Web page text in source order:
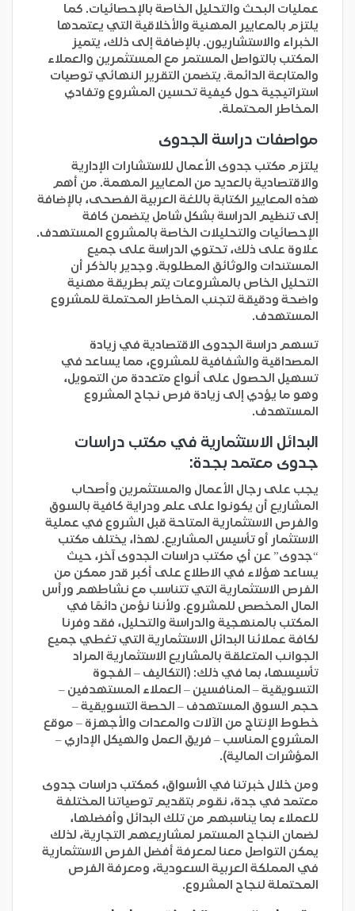
عمليات البحث والتحليل الخاصة بالإحصائيات. كما
يلتزم بالمعايير المهنية والأخلاقية التي يعتمدها
الخبراء والاستشاريون. بالإضافة إلى ذلك، يتميز
المكتب بالتواصل المستمر مع المستثمرين والعملاء
والمتابعة الدائمة. يتضمن التقرير النهائي توصيات
استراتيجية حول كيفية تحسين المشروع وتفادي
المخاطر المحتملة.
مواصفات دراسة الجدوى
يلتزم مكتب جدوى الأعمال للاستشارات الإدارية
والاقتصادية بالعديد من المعايير المهمة. من أهم
هذه المعايير الكتابة باللغة العربية الفصحى، بالإضافة
إلى تنظيم الدراسة بشكل شامل يتضمن كافة
الإحصائيات والتحليلات الخاصة بالمشروع المستهدف.
علاوة على ذلك، تحتوي الدراسة على جميع
المستندات والوثائق المطلوبة. وجدير بالذكر أن
التحليل الخاص بالمشروعات يتم بطريقة مهنية
واضحة ودقيقة لتجنب المخاطر المحتملة للمشروع
المستهدف.
تسهم دراسة الجدوى الاقتصادية في زيادة
المصداقية والشفافية للمشروع، مما يساعد في
تسهيل الحصول على أنواع متعددة من التمويل،
وهو ما يؤدي إلى زيادة فرص نجاح المشروع
المستهدف.
البدائل الاستثمارية في مكتب دراسات
جدوى معتمد بجدة:
يجب على رجال الأعمال والمستثمرين وأصحاب
المشاريع أن يكونوا على علم ودراية كافية بالسوق
والفرص الاستثمارية المتاحة قبل الشروع في عملية
الاستثمار أو تأسيس المشاريع. لهذا، يختلف مكتب
“جدوى” عن أي مكتب دراسات الجدوى آخر، حيث
يساعد هؤلاء في الاطلاع على أكبر قدر ممكن من
الفرص الاستثمارية التي تتناسب مع نشاطهم ورأس
المال المخصص للمشروع. ولأننا نؤمن دائمًا في
المكتب بالمنهجية والدراسة والتحليل، فقد وفرنا
لكافة عملائنا البدائل الاستثمارية التي تغطي جميع
الجوانب المتعلقة بالمشاريع الاستثمارية المراد
تأسيسها، بما في ذلك: (التكاليف – الفجوة
التسويقية – المنافسين – العملاء المستهدفين –
حجم السوق المستهدف – الحصة التسويقية –
خطوط الإنتاج من الآلات والمعدات والأجهزة – موقع
المشروع المناسب – فريق العمل والهيكل الإداري –
المؤشرات المالية).
ومن خلال خبرتنا في الأسواق، كمكتب دراسات جدوى
معتمد في جدة، نقوم بتقديم توصياتنا المختلفة
للعملاء بما يناسبهم من تلك البدائل وأفضلها،
لضمان النجاح المستمر لمشاريعهم التجارية، لذلك
يمكن التواصل معنا لمعرفة أفضل الفرص الاستثمارية
في المملكة العربية السعودية، ومعرفة الفرص
المحتملة لنجاح المشروع.